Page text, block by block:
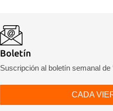
Boletín
Suscripción al boletín semanal de
CADA